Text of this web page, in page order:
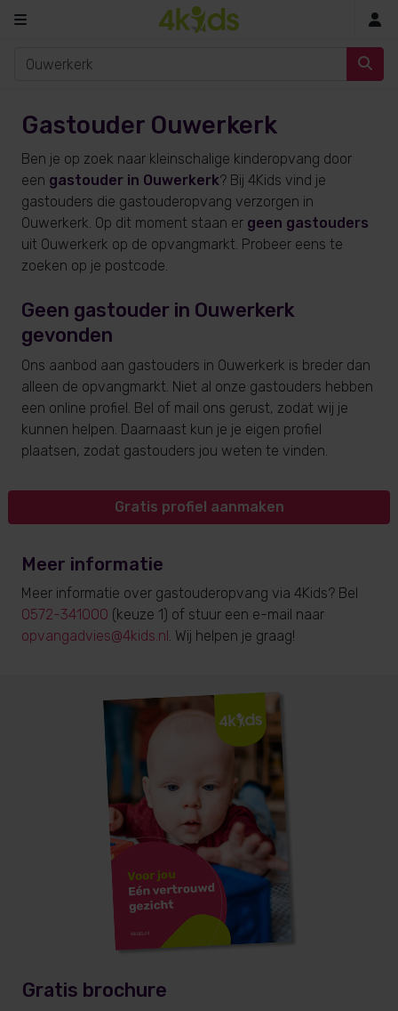
Gastouder Ouwerkerk
Ben je op zoek naar kleinschalige kinderopvang door
een gastouder in Ouwerkerk? Bij 4Kids vind je
gastouders die gastouderopvang verzorgen in
Ouwerkerk. Op dit moment staan er geen gastouders
uit Ouwerkerk op de opvangmarkt. Probeer eens te
zoeken op je postcode.
Geen gastouder in Ouwerkerk
gevonden
Ons aanbod aan gastouders in Ouwerkerk is breder dan
alleen de opvangmarkt. Niet al onze gastouders hebben
een online profiel. Bel of mail ons gerust, zodat wij je
kunnen helpen. Daarnaast kun je je eigen profiel
plaatsen, zodat gastouders jou weten te vinden.
Gratis profiel aanmaken
Meer informatie
Meer informatie over gastouderopvang via 4Kids? Bel
0572-341000 (keuze 1) of stuur een e-mail naar
opvangadvies@4kids.nl. Wij helpen je graag!
Gratis brochure